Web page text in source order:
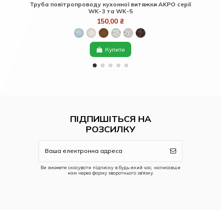
Труба повітропроводу кухонної витяжки AKPO серії
WK-3 та WK-5
150,00 ₴
Купити
ПІДПИШІТЬСЯ НА
РОЗСИЛКУ
Ви зможете скасувати підписку в будь-який час, написавши
нам через форму зворотнього зв'язку.